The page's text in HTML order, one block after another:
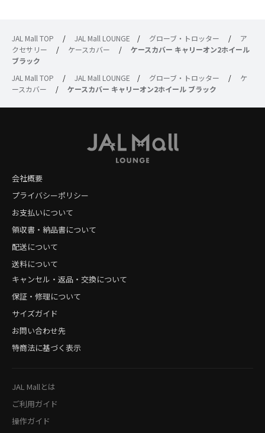
JAL Mall TOP / JAL Mall LOUNGE / グローブ・トロッター /
ア
クセサリー
/ ケースカバー /
ケースカバー キャリーオン2ホイール
ブラック
JAL Mall TOP
/ JAL Mall LOUNGE / グローブ・トロッター /
ケ
ースカバー
/ ケースカバー キャリーオン2ホイール ブラック
会社概要
プライバシーポリシー
お支払いについて
領収書・納品書について
配送について
送料について
キャンセル・返品・交換について
保証・修理について
サイズガイド
お問い合わせ先
特商法に基づく表示
JAL Mallとは
ご利用ガイド
操作ガイド